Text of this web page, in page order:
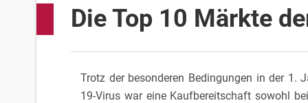
Die Top 10 Märkte
Trotz der besonderen Bedingungen in der 1.
19-Virus war eine Kaufbereitschaft sowohl